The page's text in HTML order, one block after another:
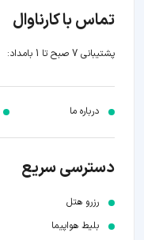
تماس با کارناوال
پشتیبانی 7 صبح تا 1 بامداد:
درباره ما
دسترسی سریع
رزرو هتل
بلیط هواپیما